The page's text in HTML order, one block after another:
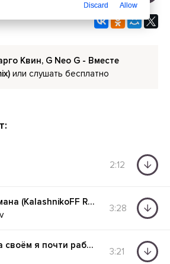
Квин, G Neo G - Вместе
или слушать бесплатно
2:12
Душа Растамана (KalashnikoFF Remix 2025)
3:28
На заводе на своём я почти работаю (KalashnikoFF remix)
3:21
Discard Allow